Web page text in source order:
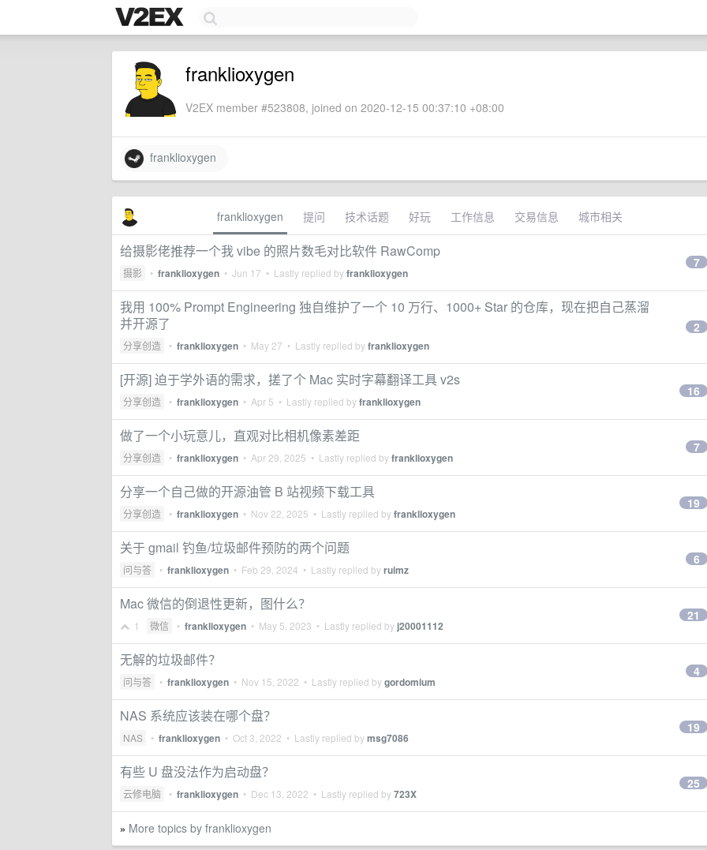
franklioxygen
V2EX member #523808, joined on 2020-12-15 00:37:10 +08:00
franklioxygen
franklioxygen 提问 技术话题 好玩 工作信息 交易信息 城市相关
给摄影佬推荐一个我 vibe 的照片数毛对比软件 RawComp
摄影 • franklioxygen • Jun 17 • Lastly replied byfranklioxygen
7
我用 100% Prompt Engineering 独自维护了一个 10 万行、1000+ Star 的仓库，现在把自己蒸溜
并开源了
分享创造 • franklioxygen • May 27 • Lastly replied byfranklioxygen
2
[开源] 迫于学外语的需求，搓了个 Mac 实时字幕翻译工具 v2s
分享创造 • franklioxygen • Apr 5 • Lastly replied byfranklioxygen
16
做了一个小玩意儿，直观对比相机像素差距
分享创造 • franklioxygen • Apr 29, 2025 • Lastly replied byfranklioxygen
7
分享一个自己做的开源油管 B 站视频下载工具
分享创造 • franklioxygen • Nov 22, 2025 • Lastly replied byfranklioxygen
19
关于 gmail 钓鱼/垃圾邮件预防的两个问题
问与答 • franklioxygen • Feb 29, 2024 • Lastly replied byruimz
6
Mac 微信的倒退性更新，图什么？
1 微信 • franklioxygen • May 5, 2023 • Lastly replied by j20001112
21
无解的垃圾邮件？
问与答 • franklioxygen • Nov 15, 2022 • Lastly replied bygordomium
4
NAS 系统应该装在哪个盘？
NAS • franklioxygen • Oct 3, 2022 • Lastly replied bymsg7086
19
有些 U 盘没法作为启动盘？
云修电脑 • franklioxygen • Dec 13, 2022 • Lastly replied by723X
25
» More topics by franklioxygen